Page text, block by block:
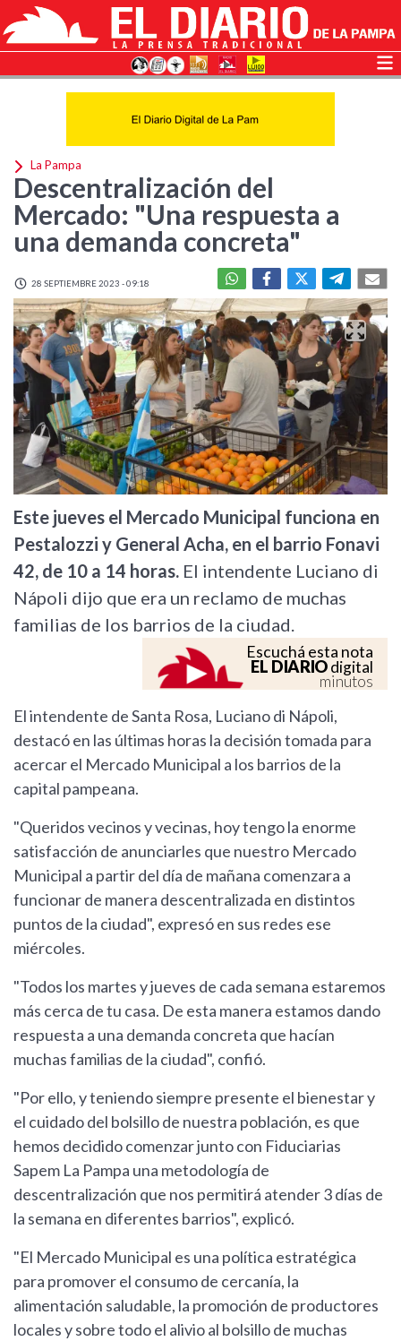
La Pampa
Descentralización del
Mercado: "Una respuesta a
una demanda concreta"
28 SEPTIEMBRE 2023 - 09:18
Este jueves el Mercado Municipal funciona en
Pestalozzi y General Acha, en el barrio Fonavi
42, de 10 a 14 horas. El intendente Luciano di
Nápoli dijo que era un reclamo de muchas
familias de los barrios de la ciudad.
Escuchá esta nota
EL DIARIOdigital
minutos
El intendente de Santa Rosa, Luciano di Nápoli,
destacó en las últimas horas la decisión tomada para
acercar el Mercado Municipal a los barrios de la
capital pampeana.
"Queridos vecinos y vecinas, hoy tengo la enorme
satisfacción de anunciarles que nuestro Mercado
Municipal a partir del día de mañana comenzara a
funcionar de manera descentralizada en distintos
puntos de la ciudad", expresó en sus redes ese
miércoles.
"Todos los martes y jueves de cada semana estaremos
más cerca de tu casa. De esta manera estamos dando
respuesta a una demanda concreta que hacían
muchas familias de la ciudad", confió.
"Por ello, y teniendo siempre presente el bienestar y
el cuidado del bolsillo de nuestra población, es que
hemos decidido comenzar junto con Fiduciarias
Sapem La Pampa una metodología de
descentralización que nos permitirá atender 3 días de
la semana en diferentes barrios", explicó.
"El Mercado Municipal es una política estratégica
para promover el consumo de cercanía, la
alimentación saludable, la promoción de productores
locales y sobre todo el alivio al bolsillo de muchas